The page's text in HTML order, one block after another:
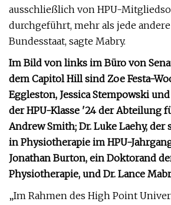
ausschließlich von HPU-
durchgeführt, mehr als jede
Bundesstaat, sagte Mabry.
Im Bild von links im Büro von
dem Capitol Hill sind Zoe Festa-
Eggleston, Jessica Stempowski
der HPU-Klasse '24 der Abteilung
Andrew Smith; Dr. Luke Laehy,
in Physiotherapie im HPU-
Jonathan Burton, ein Doktorand
Physiotherapie, und Dr. Lance
„Im Rahmen des High Point